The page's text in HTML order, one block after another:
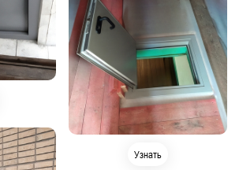
Узнать